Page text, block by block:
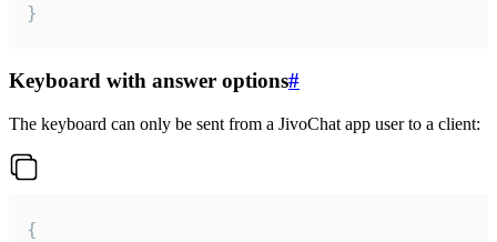
}
Keyboard with answer options#
The keyboard can only be sent from a JivoChat app user to a client:
{